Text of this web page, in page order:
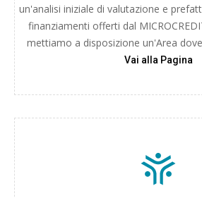
un'analisi iniziale di valutazione e
finanziamenti offerti dal
mettiamo a disposizione un'Area
Vai alla Pagina